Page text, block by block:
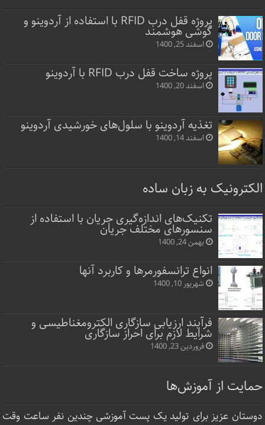
پروژه قفل‌ درب RFID با استفاده از آردوینو و
گوشی هوشمند
اسفند 25, 1400
پروژه ساخت قفل‌ درب RFID با آردوینو
اسفند 20, 1400
تغذیه آردوینو با سلول‌های خورشیدی آردوینو
اسفند 14, 1400
الکترونیک به زبان ساده
تکنیک‌های اندازه‌گیری جریان با استفاده از
سنسورهای مختلف جریان
بهمن 24, 1400
انواع ترانسفورمرها و کاربرد آنها
شهریور 10, 1400
فرآیند ارزیابی سازگاری الکترومغناطیسی و
شرایط لازم برای احراز سازگاری
فروردین 23, 1400
حمایت از آموزش‌ها
دوستان عزیز برای تولید یک پست آموزشی چندین نفر ساعت‌ وقت